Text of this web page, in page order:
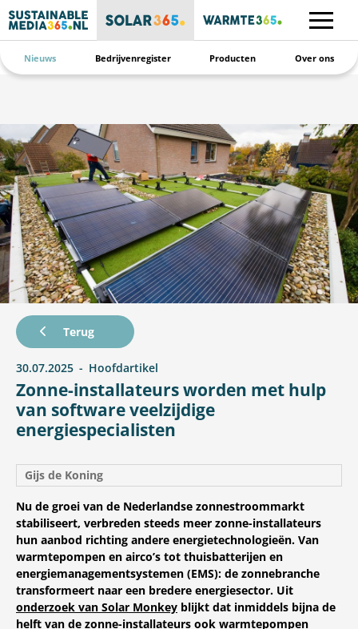
Nieuws Bedrijvenregister Producten Over ons
Zonne-installateurs worden met hulp
van software veelzijdige
energiespecialisten
Terug
30.07.2025 Hoofdartikel
Gijs de Koning
Nu de groei van de Nederlandse zonnestroommarkt
stabiliseert, verbreden steeds meer zonne-installateurs
hun aanbod richting andere energietechnologieën. Van
warmtepompen en airco’s tot thuisbatterijen en
energiemanagementsystemen (EMS): de zonnebranche
transformeert naar een bredere energiesector. Uit
onderzoek van Solar Monkey blijkt dat inmiddels bijna de
helft van de zonne-installateurs ook warmtepompen